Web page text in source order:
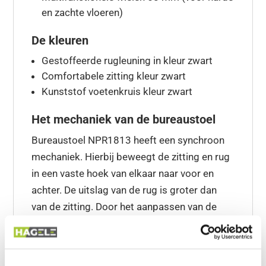
en zachte vloeren)
De kleuren
Gestoffeerde rugleuning in kleur zwart
Comfortabele zitting kleur zwart
Kunststof voetenkruis kleur zwart
Het mechaniek van de bureaustoel
Bureaustoel NPR1813 heeft een synchroon
mechaniek. Hierbij beweegt de zitting en rug
in een vaste hoek van elkaar naar voor en
achter. De uitslag van de rug is groter dan
van de zitting. Door het aanpassen van de
tegendruk van de veer kan iedereen met een
gewicht tussen 50 en 125 KG optimaal